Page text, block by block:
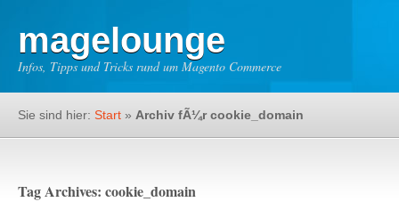
magelounge
Infos, Tipps und Tricks rund um Magento Commerce
Sie sind hier: Start » Archiv fÃ¼r cookie_domain
Tag Archives: cookie_domain